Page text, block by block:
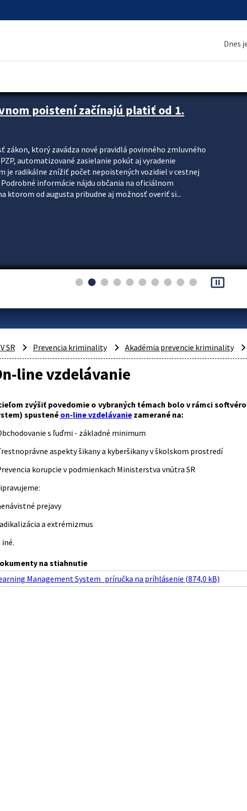
Dnes
poistení začínajú platiť od 1.
zákon, ktorý zavádza nové pravidlá povinného zmluvného
automatizované zasielanie pokút aj vyradenie
je radikálne znížiť počet nepoistených vozidiel v cestnej
informácie nájdu občania na oficiálnom
od augusta pribudne aj možnosť overiť si...
pause_presentation
SR Prevencia kriminality Akadémia prevencie kriminality
line vzdelávanie
zvýšiť povedomie o vybraných témach bolo v rámci
spustenéon-line vzdelávaniezamerané na:
s ľuďmi - základné minimum
aspekty šikany a kyberšikany v školskom prostredí
korupcie v podmienkach Ministerstva vnútra SR
prejavy
a extrémizmus
iné.
na stiahnutie
Management System_príručka na príhlásenie (874,0 kB)